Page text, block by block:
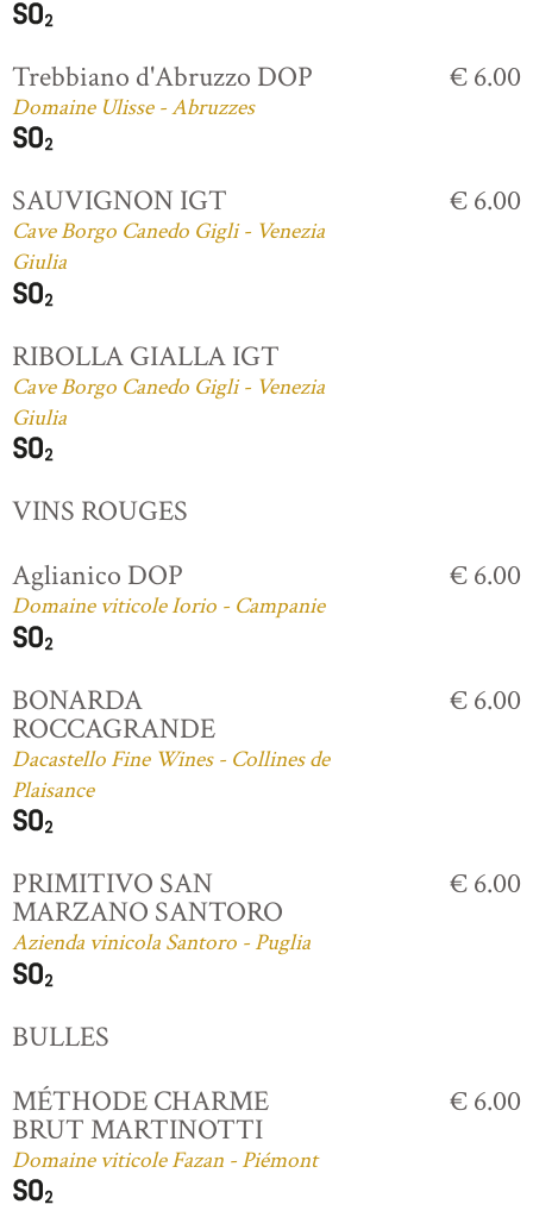
Trebbiano d'Abruzzo DOP
Domaine Ulisse - Abruzzes
€ 6.00
SAUVIGNON IGT
Cave Borgo Canedo Gigli - Venezia
Giulia
€ 6.00
RIBOLLA GIALLA IGT
Cave Borgo Canedo Gigli - Venezia
Giulia
VINS ROUGES
Aglianico DOP
Domaine viticole Iorio - Campanie
€ 6.00
BONARDA
ROCCAGRANDE
Dacastello Fine Wines - Collines de
Plaisance
€ 6.00
PRIMITIVO SAN
MARZANO SANTORO
Azienda vinicola Santoro - Puglia
€ 6.00
BULLES
MÉTHODE CHARME
BRUT MARTINOTTI
Domaine viticole Fazan - Piémont
€ 6.00